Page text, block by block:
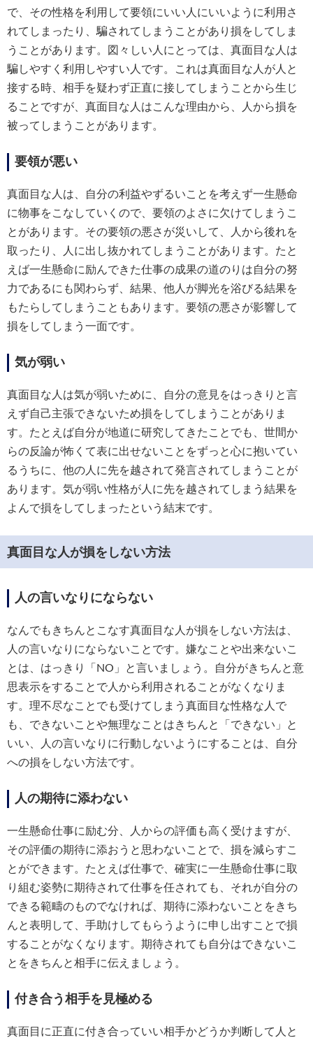
で、その性格を利用して要領にいい人にいいように利用さ
れてしまったり、騙されてしまうことがあり損をしてしま
うことがあります。図々しい人にとっては、真面目な人は
騙しやすく利用しやすい人です。これは真面目な人が人と
接する時、相手を疑わず正直に接してしまうことから生じ
ることですが、真面目な人はこんな理由から、人から損を
被ってしまうことがあります。
要領が悪い
真面目な人は、自分の利益やずるいことを考えず一生懸命
に物事をこなしていくので、要領のよさに欠けてしまうこ
とがあります。その要領の悪さが災いして、人から後れを
取ったり、人に出し抜かれてしまうことがあります。たと
えば一生懸命に励んできた仕事の成果の道のりは自分の努
力であるにも関わらず、結果、他人が脚光を浴びる結果を
もたらしてしまうこともあります。要領の悪さが影響して
損をしてしまう一面です。
気が弱い
真面目な人は気が弱いために、自分の意見をはっきりと言
えず自己主張できないため損をしてしまうことがありま
す。たとえば自分が地道に研究してきたことでも、世間か
らの反論が怖くて表に出せないことをずっと心に抱いてい
るうちに、他の人に先を越されて発言されてしまうことが
あります。気が弱い性格が人に先を越されてしまう結果を
よんで損をしてしまったという結末です。
真面目な人が損をしない方法
人の言いなりにならない
なんでもきちんとこなす真面目な人が損をしない方法は、
人の言いなりにならないことです。嫌なことや出来ないこ
とは、はっきり「NO」と言いましょう。自分がきちんと意
思表示をすることで人から利用されることがなくなりま
す。理不尽なことでも受けてしまう真面目な性格な人で
も、できないことや無理なことはきちんと「できない」と
いい、人の言いなりに行動しないようにすることは、自分
への損をしない方法です。
人の期待に添わない
一生懸命仕事に励む分、人からの評価も高く受けますが、
その評価の期待に添おうと思わないことで、損を減らすこ
とができます。たとえば仕事で、確実に一生懸命仕事に取
り組む姿勢に期待されて仕事を任されても、それが自分の
できる範疇のものでなければ、期待に添わないことをきち
んと表明して、手助けしてもらうように申し出すことで損
することがなくなります。期待されても自分はできないこ
とをきちんと相手に伝えましょう。
付き合う相手を見極める
真面目に正直に付き合っていい相手かどうか判断して人と